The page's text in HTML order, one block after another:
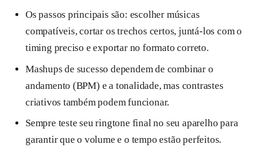
Os passos principais são: escolher músicas
compatíveis, cortar os trechos certos, juntá-los com o
timing preciso e exportar no formato correto.
Mashups de sucesso dependem de combinar o
andamento (BPM) e a tonalidade, mas contrastes
criativos também podem funcionar.
Sempre teste seu ringtone final no seu aparelho para
garantir que o volume e o tempo estão perfeitos.